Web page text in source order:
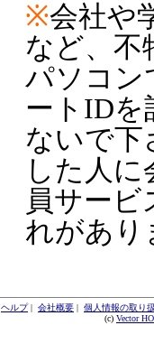
※会社や
など、不
パソコン
ートIDを
ないで下
した人
員サー
れがあり
ヘルプ| 会社概要 | 個人情報の取り
(c) Vector